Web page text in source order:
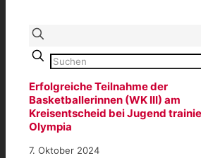
Erfolgreiche Teilnahme der
Basketballerinnen (WK III) am
Kreisentscheid bei Jugend
Olympia
7. Oktober 2024